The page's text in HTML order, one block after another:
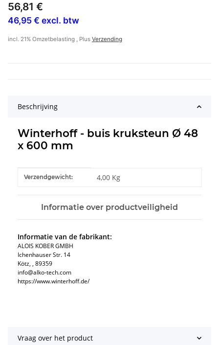
56,81 €
46,95 € excl. btw
incl. 21% Omzetbelasting , Plus Verzending
Beschrijving
Winterhoff - buis kruksteun Ø 48
x 600 mm
#productDetails.itemInformation#
#productDetails.itemValue#
Verzendgewicht: 4,00 Kg
Informatie over productveiligheid
Informatie van de fabrikant:
ALOIS KOBER GMBH​
Ichenhauser Str. 14
Kötz​, , 89359
info@alko-tech.com
https://www.winterhoff.de/
Vraag over het product